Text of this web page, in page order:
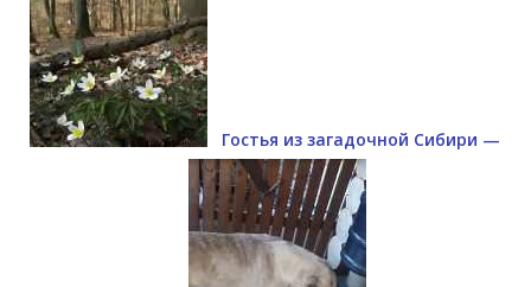
Гостья из загадочной Сибири —